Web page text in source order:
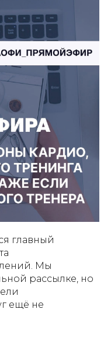
главный
Мы
рассылке, но
ещё не